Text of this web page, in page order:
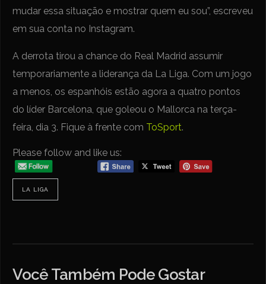
mudar essa situação e mostrar quem eu sou”, escreveu
em sua conta no Instagram.
A derrota tirou a chance do Real Madrid assumir
temporariamente a liderança da La Liga. Com um jogo
a menos, os espanhóis estão agora a quatro pontos
do líder Barcelona, que goleou o Mallorca na terça-
feira, dia 3. Fique à frente com ToSport.
Please follow and like us:
LA LIGA
Você Também Pode Gostar